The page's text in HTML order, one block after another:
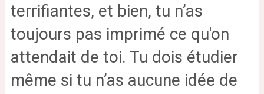
terrifiantes, et bien, tu n’as
toujours pas imprimé ce qu'on
attendait de toi. Tu dois étudier
même si tu n’as aucune idée de